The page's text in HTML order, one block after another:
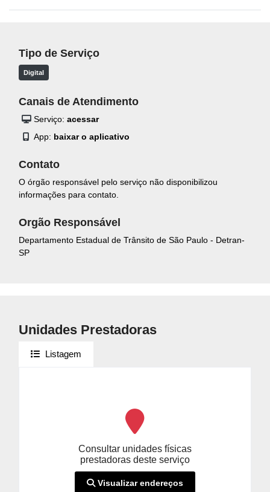
Tipo de Serviço
Digital
Canais de Atendimento
Serviço: acessar
App: baixar o aplicativo
Contato
O órgão responsável pelo serviço não disponibilizou
informações para contato.
Orgão Responsável
Departamento Estadual de Trânsito de São Paulo - Detran-
SP
Unidades Prestadoras
Listagem
Consultar unidades físicas
prestadoras deste serviço
Visualizar endereços